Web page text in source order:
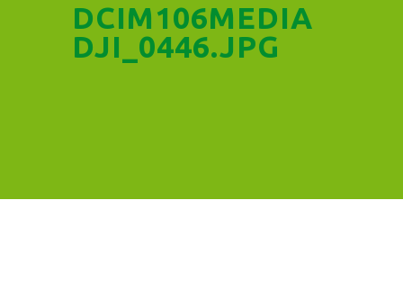
DCIM106MEDIA
DJI_0446.JPG